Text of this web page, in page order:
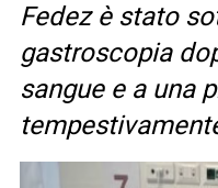
Fedez è stato
gastroscopia
sangue e a una